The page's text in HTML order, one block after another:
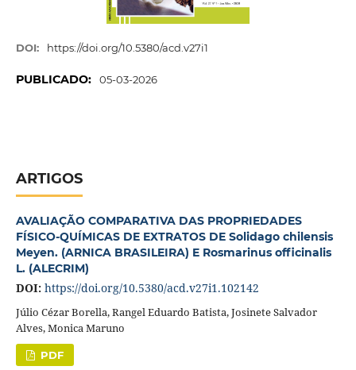
DOI: https://doi.org/10.5380/acd.v27i1
PUBLICADO: 05-03-2026
ARTIGOS
AVALIAÇÃO COMPARATIVA DAS PROPRIEDADES
FÍSICO-QUÍMICAS DE EXTRATOS DE Solidago chilensis
Meyen. (ARNICA BRASILEIRA) E Rosmarinus officinalis
L. (ALECRIM)
DOI: https://doi.org/10.5380/acd.v27i1.102142
Júlio Cézar Borella, Rangel Eduardo Batista, Josinete Salvador
Alves, Monica Maruno
PDF